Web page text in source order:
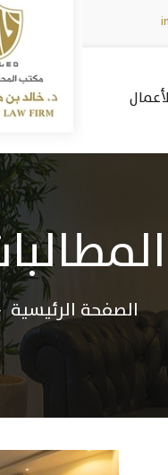
الصفحة الرئيسية